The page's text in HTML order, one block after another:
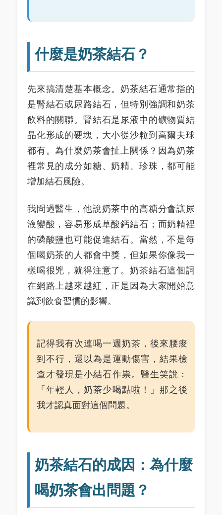
什麼是奶茶結石？
先來搞清楚基本概念。奶茶結石通常指的
是腎結石或尿路結石，但特別強調和奶茶
飲料的關聯。腎結石是尿液中的礦物質結
晶化形成的硬塊，大小從沙粒到高爾夫球
都有。為什麼奶茶會扯上關係？因為奶茶
裡常見的成分如糖、奶精、珍珠，都可能
增加結石風險。
我問過醫生，他說奶茶中的高糖分會讓尿
液變酸，容易形成草酸鈣結石；而奶精裡
的磷酸鹽也可能促進結石。當然，不是每
個喝奶茶的人都會中獎，但如果你像我一
樣喝很兇，就得注意了。奶茶結石這個詞
在網路上越來越紅，正是因為大家開始意
識到飲食習慣的影響。
記得我有次連喝一週奶茶，後來腰痠
到不行，還以為是運動傷害，結果檢
查才發現是小結石作祟。醫生笑說：
「年輕人，奶茶少喝點啦！」那之後
我才認真面對這個問題。
奶茶結石的成因：為什麼
喝奶茶會出問題？